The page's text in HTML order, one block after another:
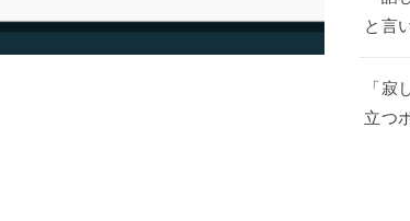
と言
「寂
立つ